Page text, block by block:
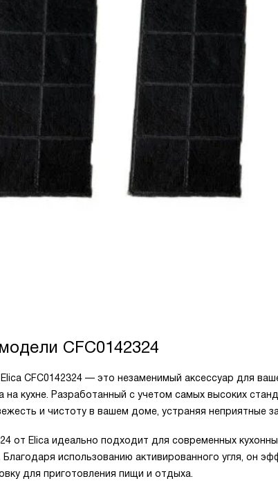
CFC0142324
CFC0142324 — это незаменимый аксессуар для
на кухне. Разработанный с учетом самых высоких
и чистоту в вашем доме, устраняя неприятные
от Elica идеально подходит для современных
использованию активированного угля, он
для приготовления пищи и отдыха.